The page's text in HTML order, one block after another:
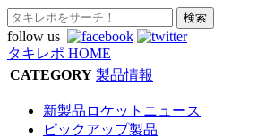
follow us
タキレポ HOME
CATEGORY 製品情報
新製品ロケットニュース
ピックアップ製品